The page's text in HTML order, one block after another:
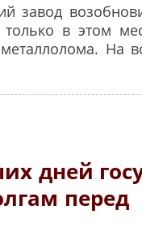
завод
в этом
На
дней
перед